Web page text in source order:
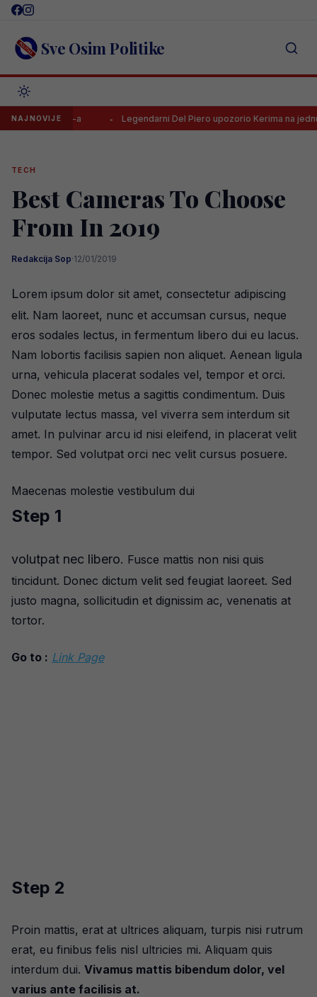
Skip
content Sve Osim Politike
NAJNOVIJE
HNL-a Legendarni Del Piero upozorio Kerima na jednu stvar
TECH
Best Cameras To Choose
From In 2019
Redakcija Sop·12/01/2019
Lorem ipsum dolor sit amet, consectetur adipiscing
elit. Nam laoreet, nunc et accumsan cursus, neque
eros sodales lectus, in fermentum libero dui eu lacus.
Nam lobortis facilisis sapien non aliquet. Aenean ligula
urna, vehicula placerat sodales vel, tempor et orci.
Donec molestie metus a sagittis condimentum. Duis
vulputate lectus massa, vel viverra sem interdum sit
amet. In pulvinar arcu id nisi eleifend, in placerat velit
tempor. Sed volutpat orci nec velit cursus posuere.
Maecenas molestie vestibulum dui
Step 1
volutpat nec libero. Fusce mattis non nisi quis
tincidunt. Donec dictum velit sed feugiat laoreet. Sed
justo magna, sollicitudin et dignissim ac, venenatis at
tortor.
Go to : Link Page
Step 2
Proin mattis, erat at ultrices aliquam, turpis nisi rutrum
erat, eu finibus felis nisl ultricies mi. Aliquam quis
interdum dui. Vivamus mattis bibendum dolor, vel
varius ante facilisis at.